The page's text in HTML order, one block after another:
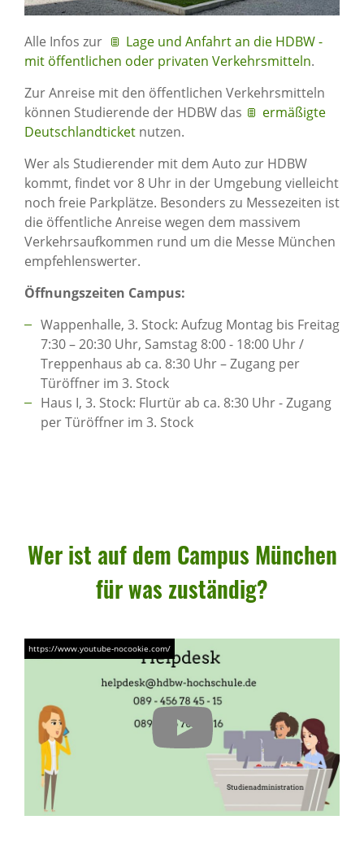
Alle Infos zur
Lage und Anfahrt an die HDBW -
mit öffentlichen oder privaten Verkehrsmitteln.
Zur Anreise mit den öffentlichen Verkehrsmitteln
können Studierende der HDBW das
ermäßigte
Deutschlandticket nutzen.
Wer als Studierender mit dem Auto zur HDBW
kommt, findet vor 8 Uhr in der Umgebung vielleicht
noch freie Parkplätze. Besonders zu Messezeiten ist
die öffentliche Anreise wegen dem massivem
Verkehrsaufkommen rund um die Messe München
empfehlenswerter.
Öffnungszeiten Campus:
Wappenhalle, 3. Stock: Aufzug Montag bis Freitag
7:30 – 20:30 Uhr, Samstag 8:00 - 18:00 Uhr /
Treppenhaus ab ca. 8:30 Uhr – Zugang per
Türöffner im 3. Stock
Haus I, 3. Stock: Flurtür ab ca. 8:30 Uhr - Zugang
per Türöffner im 3. Stock
Wer ist auf dem Campus München
für was zuständig?